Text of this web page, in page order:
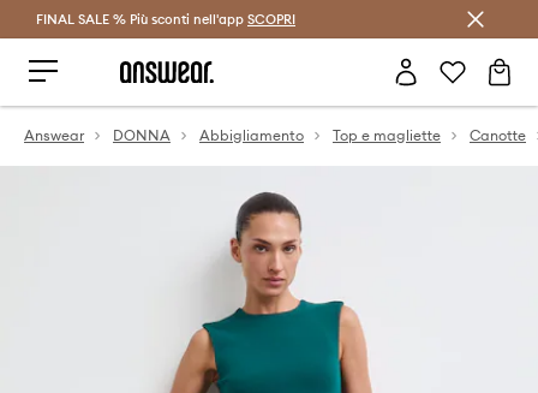
Risparmia con Answear Club >
FINAL SALE % Più sconti nell'app SCOPRI
Answear DONNA Abbigliamento Top e magliette Canotte